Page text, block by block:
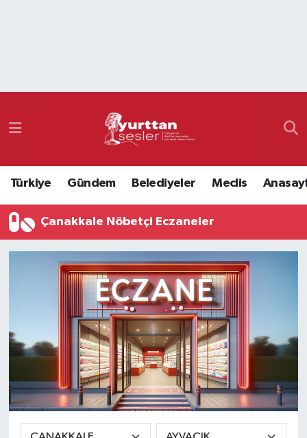
Türkiye Gündem Belediyeler Meclis
Çanakkale Nöbetçi Eczaneler
Namaz Vakitleri
Süper Lig Puan Durumu ve Fikstür
Tüm Manşetler
Son Dakika Haberleri
Haber Arşivi